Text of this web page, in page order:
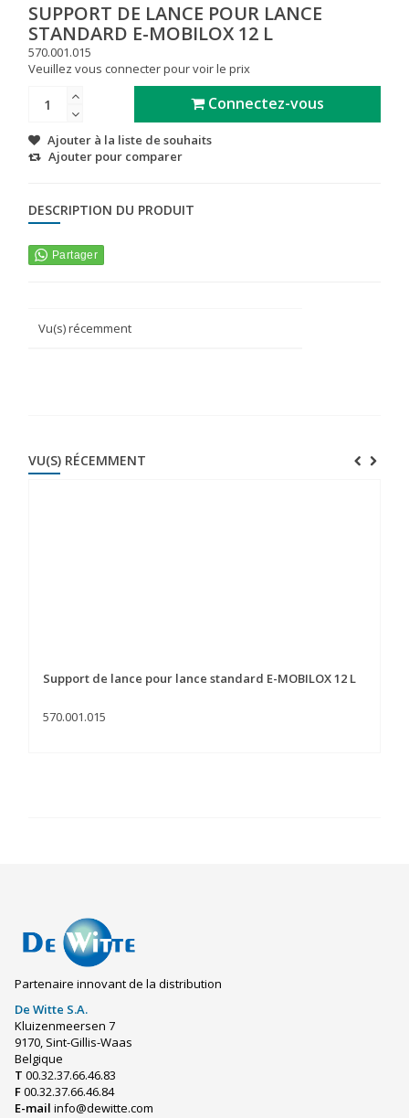
SUPPORT DE LANCE POUR LANCE
STANDARD E-MOBILOX 12 L
570.001.015
Veuillez vous connecter pour voir le prix
Connectez-vous
Ajouter à la liste de souhaits
Ajouter pour comparer
DESCRIPTION DU PRODUIT
Vu(s) récemment
VU(S) RÉCEMMENT
Support de lance pour lance standard E-MOBILOX 12 L
570.001.015
Partenaire innovant de la distribution
De Witte S.A.
Kluizenmeersen 7
9170, Sint-Gillis-Waas
Belgique
T 00.32.37.66.46.83
F00.32.37.66.46.84
E-mail info@dewitte.com